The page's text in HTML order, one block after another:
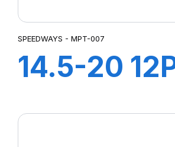
SPEEDWAYS - MPT-007
14.5-20